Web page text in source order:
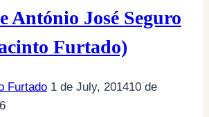
António José Seguro
Furtado)
Furtado 1 de July, 201410 de